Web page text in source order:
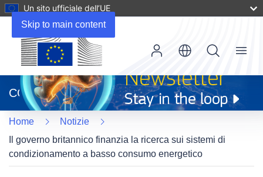
Skip to main content
Un sito ufficiale dell’UE
apre
in
una
nuova
finestra)
CORDIS
Menu
Home
Notizie
Il governo britannico finanzia la ricerca sui sistemi di
condizionamento a basso consumo energetico